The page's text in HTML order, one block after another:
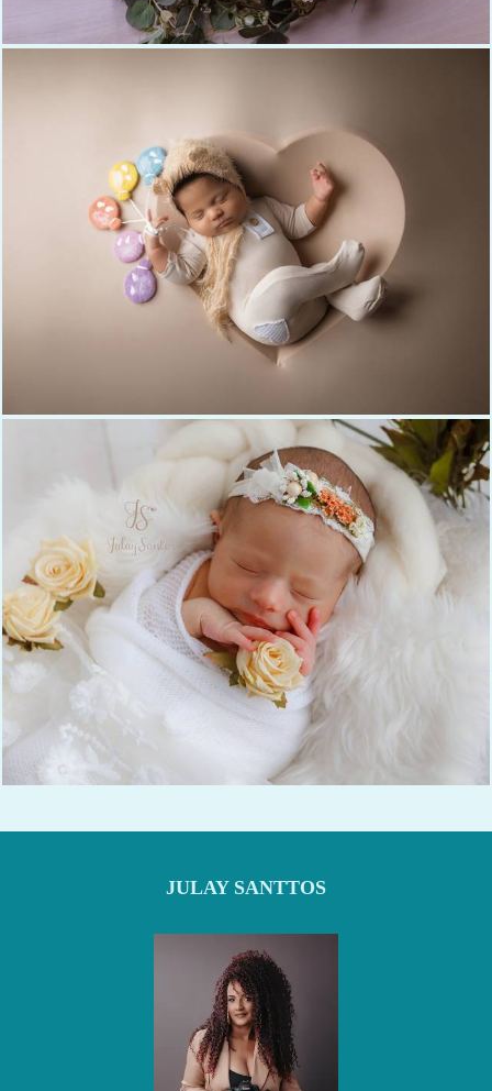
360 0
15
JULAY SANTTOS